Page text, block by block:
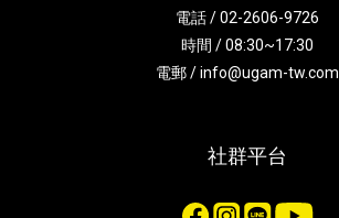
電話 / 02-2606-9726
時間 / 08:30~17:30
電郵 / info@ugam-tw.com
社群平台